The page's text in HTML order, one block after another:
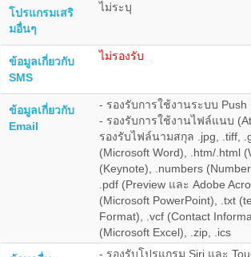
โปรแกรมเสริ
มอื่นๆ
ไม่ระบุ
ข้อมูลเกี่ยวกับ
SMS
ไม่รองรับ
ข้อมูลเกี่ยวกับ
Email
- รองรับการใช้งานระบบ Push
- รองรับการใช้งานไฟล์แนบ
รองรับไฟล์นามสกุล .jpg, .tiff,
(Microsoft Word), .htm/.html
(Keynote), .numbers
.pdf (Preview และ Adobe
(Microsoft PowerPoint), .txt
Format), .vcf (Contact
(Microsoft Excel), .zip, .ics
- รองรับโปรแกรม Siri และ